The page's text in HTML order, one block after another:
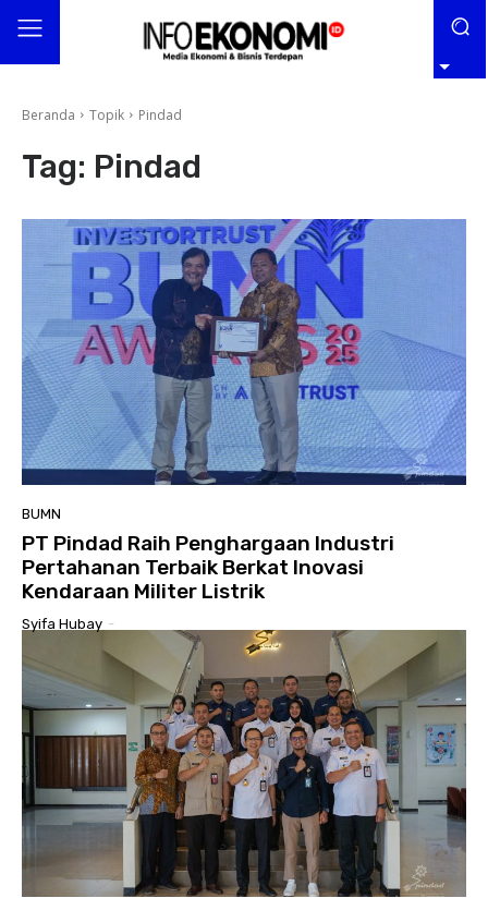
Beranda Topik Pindad
Tag: Pindad
BUMN
PT Pindad Raih Penghargaan Industri
Pertahanan Terbaik Berkat Inovasi
Kendaraan Militer Listrik
Syifa Hubay -